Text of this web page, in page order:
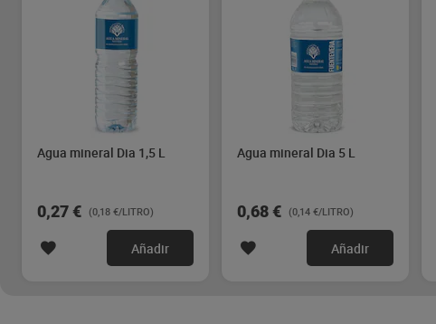
Agua mineral Dia 1,5 L
0,27 € (0,18 €/LITRO)
Añadir
Agua mineral Dia 5 L
0,68 € (0,14 €/LITRO)
Añadir